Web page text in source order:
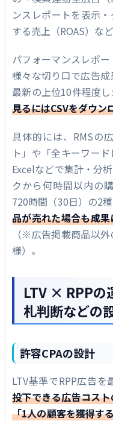
ンスレポートを表示
する売上（ROAS）な
パフォーマンスレポ
様々な切り口で広告
最新の上位10件程度し
見るにはCSVをダウン
具体的には、RMSの
ト」や「全キーワー
Excelなどで集計・分
クから何時間以内の
720時間（30日）の2
品が売れた場合も成
（※広告掲載商品以
様）。
LTV × RPPの
札判断などの
許容CPAの設計
LTV基準でRPP広告
投下できる広告コス
「1人の顧客を獲得す